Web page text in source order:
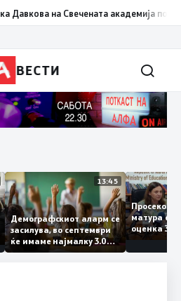
на Свечената академија по повод
ВЕСТИ
13:45
Демографскиот аларм се
засилува, во септември
ќе имаме најмалку 3.000
првачиња помалку
матура
оценка